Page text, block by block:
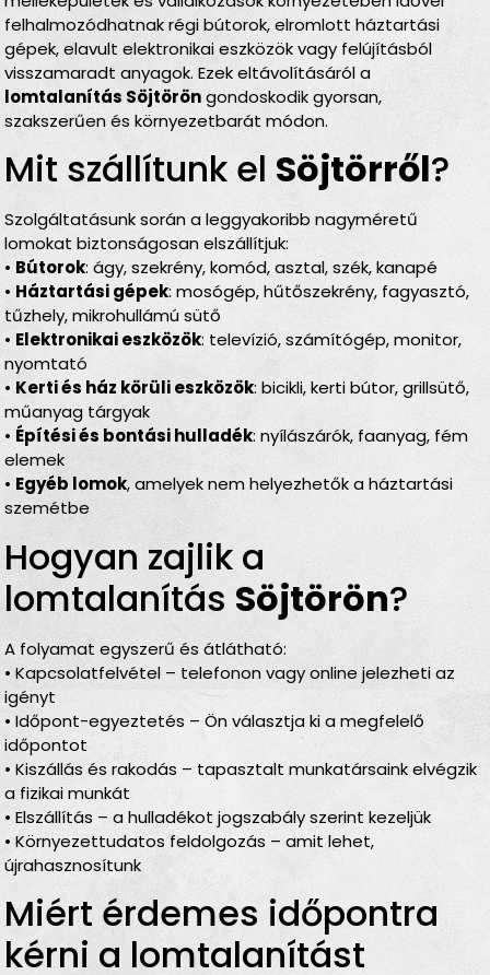
felhalmozódhatnak régi bútorok, elromlott háztartási
gépek, elavult elektronikai eszközök vagy felújításból
visszamaradt anyagok. Ezek eltávolításáról a
lomtalanítás Söjtöröngondoskodik gyorsan,
szakszerűen és környezetbarát módon.
Mit szállítunk el Söjtörről?
Szolgáltatásunk során a leggyakoribb nagyméretű
lomokat biztonságosan elszállítjuk:
• Bútorok: ágy, szekrény, komód, asztal, szék, kanapé
• Háztartási gépek: mosógép, hűtőszekrény, fagyasztó,
tűzhely, mikrohullámú sütő
• Elektronikai eszközök: televízió, számítógép, monitor,
nyomtató
• Kerti és ház körüli eszközök: bicikli, kerti bútor, grillsütő,
műanyag tárgyak
• Építési és bontási hulladék: nyílászárók, faanyag, fém
elemek
• Egyéb lomok, amelyek nem helyezhetők a háztartási
szemétbe
Hogyan zajlik a
lomtalanítás Söjtörön?
A folyamat egyszerű és átlátható:
• Kapcsolatfelvétel – telefonon vagy online jelezheti az
igényt
• Időpont-egyeztetés – Ön választja ki a megfelelő
időpontot
• Kiszállás és rakodás – tapasztalt munkatársaink elvégzik
a fizikai munkát
• Elszállítás – a hulladékot jogszabály szerint kezeljük
• Környezettudatos feldolgozás – amit lehet,
újrahasznosítunk
Miért érdemes időpontra
kérni a lomtalanítást